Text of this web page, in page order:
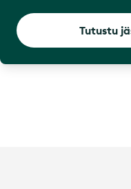
Tutustu